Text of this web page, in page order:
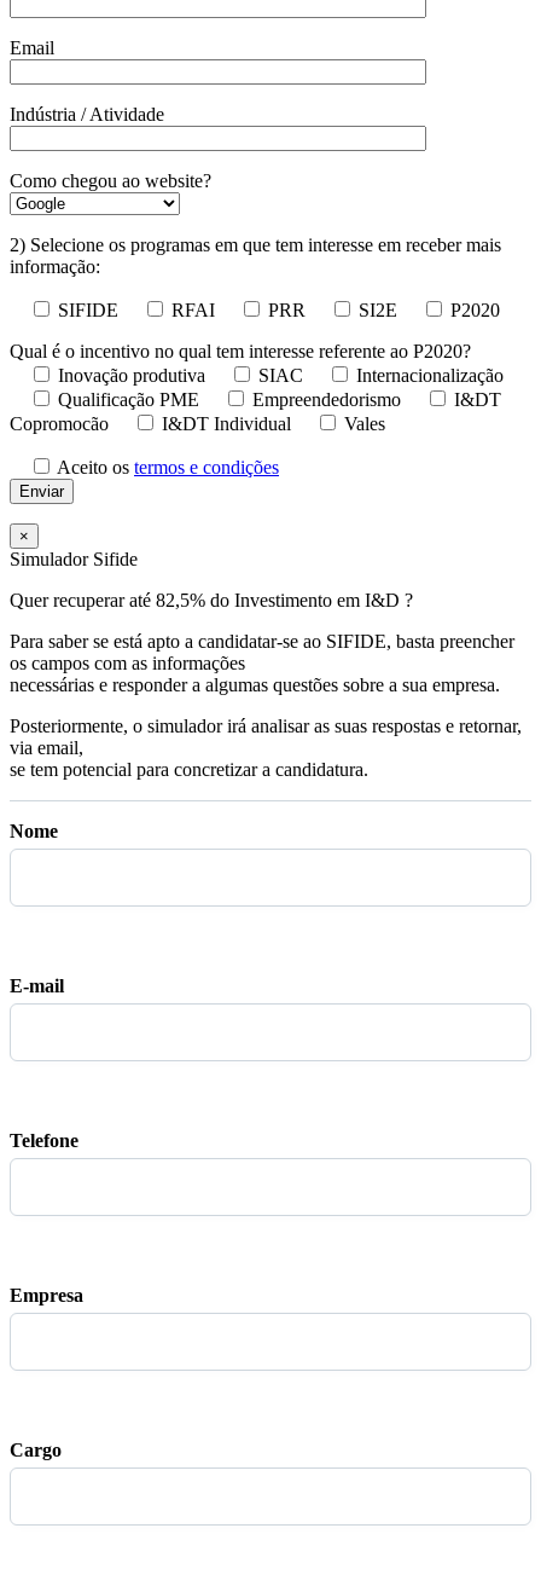
Email
Indústria / Atividade
Como chegou ao website?
2) Selecione os programas em que tem interesse em receber mais
informação:
SIFIDE RFAI PRR SI2E
P2020
Qual é o incentivo no qual tem interesse referente ao P2020?
Inovação produtiva
SIAC
Internacionalização
Qualificação PME
Empreendedorismo
I&DT
Copromocão
I&DT Individual Vales
Aceito os termos e condições
×
Simulador Sifide
Quer recuperar até 82,5% do Investimento em I&D ?
Para saber se está apto a candidatar-se ao SIFIDE, basta preencher
os campos com as informações
necessárias e responder a algumas questões sobre a sua empresa.
Posteriormente, o simulador irá analisar as suas respostas e retornar,
via email,
se tem potencial para concretizar a candidatura.
Nome
E-mail
Telefone
Empresa
Cargo